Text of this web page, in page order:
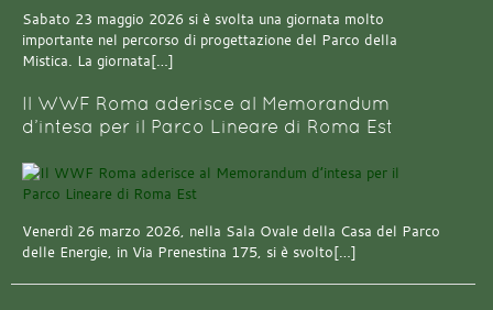
Sabato 23 maggio 2026 si è svolta una giornata molto
importante nel percorso di progettazione del Parco della
Mistica. La giornata[…]
Il WWF Roma aderisce al Memorandum
d’intesa per il Parco Lineare di Roma Est
Venerdì 26 marzo 2026, nella Sala Ovale della Casa del Parco
delle Energie, in Via Prenestina 175, si è svolto[…]